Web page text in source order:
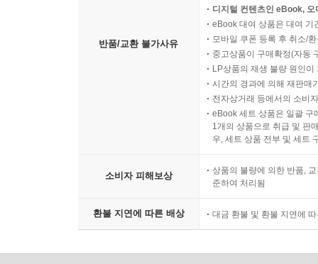
반품/교환 불가사유
디지털 컨텐츠인 eBook,
eBook 대여 상품은 대여 기
모바일 쿠폰 등록 후 취소/
중고상품이 구매확정(자동
LP상품의 재생 불량 원인
시간의 경과에 의해 재판매
전자상거래 등에서의 소비
eBook 세트 상품은 일괄 구
1개의 상품으로 취급 및 판
우, 세트 상품 전부 및 세트
소비자 피해보상
상품의 불량에 의한 반품,
준하여 처리됨
환불 지연에 따른 배상 대금 환불 및 환불 지연에